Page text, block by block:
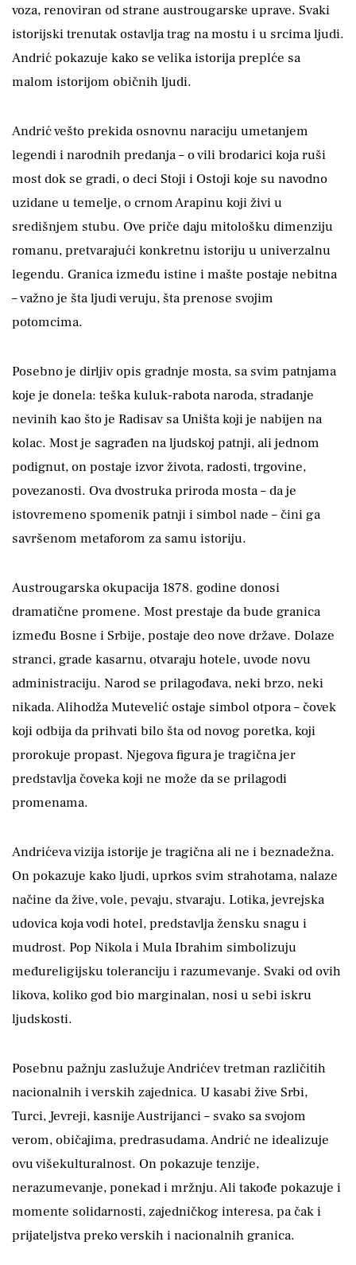
voza, renoviran od strane austrougarske uprave. Svaki
istorijski trenutak ostavlja trag na mostu i u srcima ljudi.
Andrić pokazuje kako se velika istorija preplće sa
malom istorijom običnih ljudi.
Andrić vešto prekida osnovnu naraciju umetanjem
legendi i narodnih predanja – o vili brodarici koja ruši
most dok se gradi, o deci Stoji i Ostoji koje su navodno
uzidane u temelje, o crnom Arapinu koji živi u
središnjem stubu. Ove priče daju mitološku dimenziju
romanu, pretvarajući konkretnu istoriju u univerzalnu
legendu. Granica između istine i mašte postaje nebitna
– važno je šta ljudi veruju, šta prenose svojim
potomcima.
Posebno je dirljiv opis gradnje mosta, sa svim patnjama
koje je donela: teška kuluk-rabota naroda, stradanje
nevinih kao što je Radisav sa Uništa koji je nabijen na
kolac. Most je sagrađen na ljudskoj patnji, ali jednom
podignut, on postaje izvor života, radosti, trgovine,
povezanosti. Ova dvostruka priroda mosta – da je
istovremeno spomenik patnji i simbol nade – čini ga
savršenom metaforom za samu istoriju.
Austrougarska okupacija 1878. godine donosi
dramatične promene. Most prestaje da bude granica
između Bosne i Srbije, postaje deo nove države. Dolaze
stranci, grade kasarnu, otvaraju hotele, uvode novu
administraciju. Narod se prilagođava, neki brzo, neki
nikada. Alihodža Mutevelić ostaje simbol otpora – čovek
koji odbija da prihvati bilo šta od novog poretka, koji
prorokuje propast. Njegova figura je tragična jer
predstavlja čoveka koji ne može da se prilagodi
promenama.
Andrićeva vizija istorije je tragična ali ne i beznadežna.
On pokazuje kako ljudi, uprkos svim strahotama, nalaze
načine da žive, vole, pevaju, stvaraju. Lotika, jevrejska
udovica koja vodi hotel, predstavlja žensku snagu i
mudrost. Pop Nikola i Mula Ibrahim simbolizuju
međureligijsku toleranciju i razumevanje. Svaki od ovih
likova, koliko god bio marginalan, nosi u sebi iskru
ljudskosti.
Posebnu pažnju zaslužuje Andrićev tretman različitih
nacionalnih i verskih zajednica. U kasabi žive Srbi,
Turci, Jevreji, kasnije Austrijanci – svako sa svojom
verom, običajima, predrasudama. Andrić ne idealizuje
ovu višekulturalnost. On pokazuje tenzije,
nerazumevanje, ponekad i mržnju. Ali takođe pokazuje i
momente solidarnosti, zajedničkog interesa, pa čak i
prijateljstva preko verskih i nacionalnih granica.